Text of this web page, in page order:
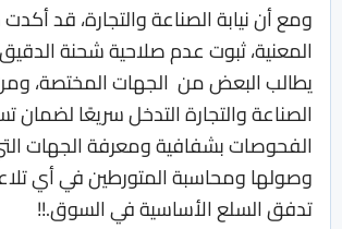
ومع أن نيابة الصناعة والتجارة، قد
المعنية، ثبوت عدم صلاحية شحنة
يطالب البعض من الجهات المختصة، ومن
الصناعة والتجارة التدخل سريعًا لضمان
الفحوصات بشفافية ومعرفة الجهات
وصولها ومحاسبة المتورطين في أي
تدفق السلع الأساسية في السوق.!!